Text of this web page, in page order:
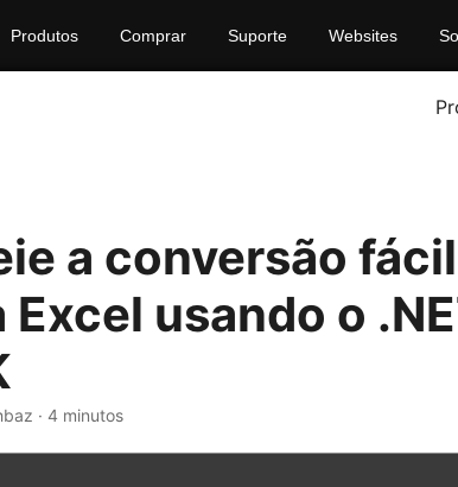
Produtos Comprar Suporte Websites
a conversão
Excel usando o
· 4 minutos